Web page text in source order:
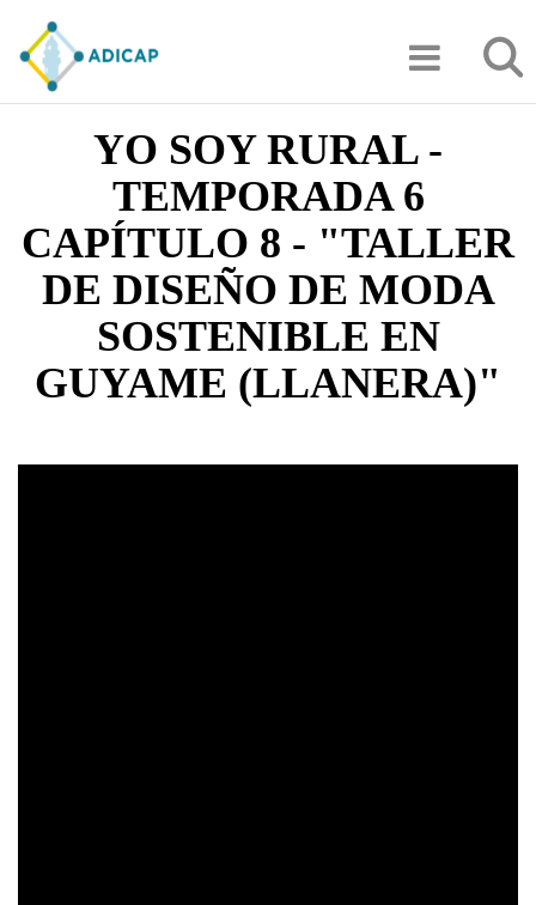
contenido
principal
YO SOY RURAL -
TEMPORADA 6
CAPÍTULO 8 - "TALLER
DE DISEÑO DE MODA
SOSTENIBLE EN
GUYAME (LLANERA)"